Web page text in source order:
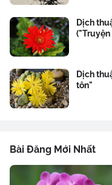
Dịch
("Truyện
Dịch
tôn"
Bài Đăng Mới Nhất